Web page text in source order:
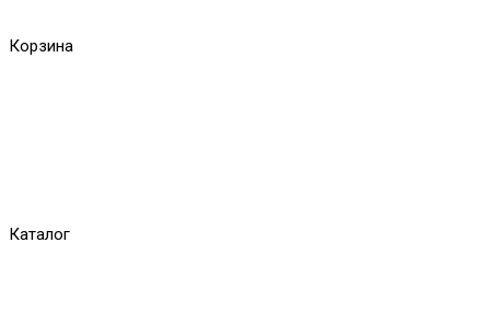
Корзина
Каталог